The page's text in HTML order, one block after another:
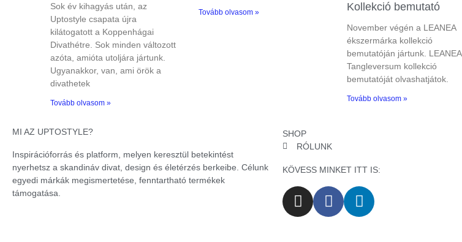
Sok év kihagyás után, az
Uptostyle csapata újra
kilátogatott a Koppenhágai
Divathétre. Sok minden változott
azóta, amióta utoljára jártunk.
Ugyanakkor, van, ami örök a
divathetek
Tovább olvasom »
Tovább olvasom »
Kollekció bemutató
November végén a LEANEA
ékszermárka kollekció
bemutatóján jártunk. LEANEA
Tangleversum kollekció
bemutatóját olvashatjátok.
Tovább olvasom »
MI AZ UPTOSTYLE?
Inspirációforrás és platform, melyen keresztül betekintést
nyerhetsz a skandináv divat, design és életérzés berkeibe. Célunk
egyedi márkák megismertetése, fenntartható termékek
támogatása.
SHOP
RÓLUNK
KÖVESS MINKET ITT IS: